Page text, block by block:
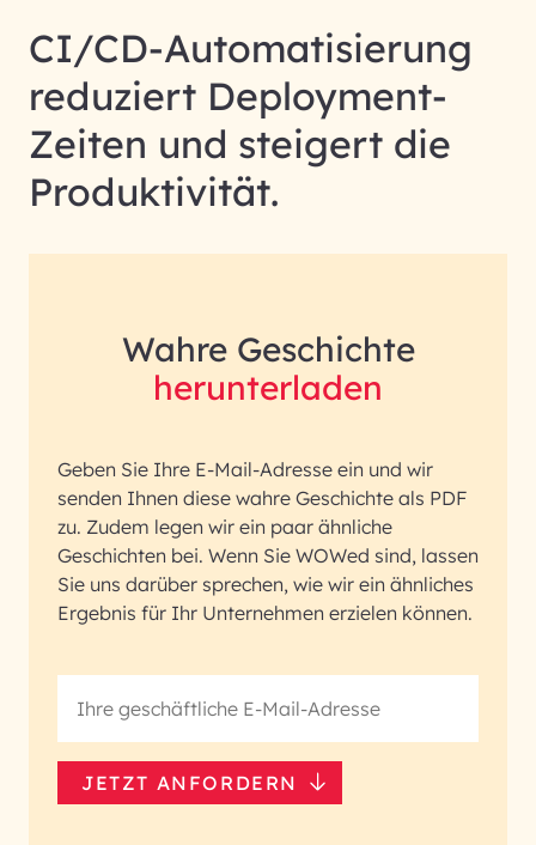
CI/CD-Automatisierung
reduziert Deployment-
Zeiten und steigert die
Produktivität.
Wahre Geschichte
herunterladen
Geben Sie Ihre E-Mail-Adresse ein und wir
senden Ihnen diese wahre Geschichte als PDF
zu. Zudem legen wir ein paar ähnliche
Geschichten bei. Wenn Sie WOWed sind, lassen
Sie uns darüber sprechen, wie wir ein ähnliches
Ergebnis für Ihr Unternehmen erzielen können.
JETZT ANFORDERN